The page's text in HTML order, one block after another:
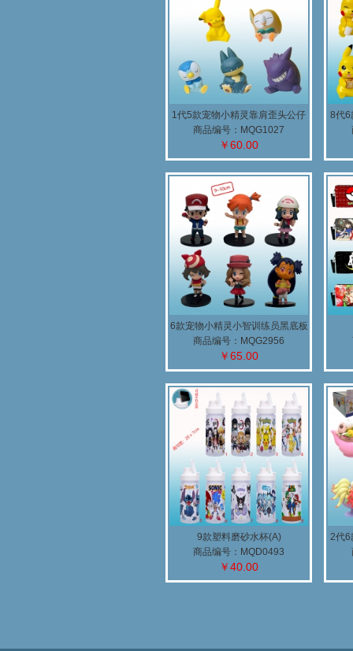
1代5款宠物小精灵靠肩歪头公仔
商品编号：MQG1027
￥60.00
8代6
6款宠物小精灵小智训练员黑底板
公仔
商品编号：MQG2956
￥65.00
9款塑料磨砂水杯(A)
商品编号：MQD0493
￥40.00
2代6